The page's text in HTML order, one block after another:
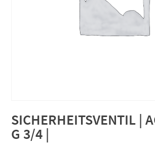
SICHERHEITSVENTIL |
G 3/4 |